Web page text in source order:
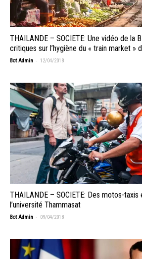
THAILANDE – SOCIETE: Une vidéo de la
critiques sur l’hygiène du « train market »
Bot Admin - 12/04/2018
THAILANDE – SOCIETE: Des motos-
l’université Thammasat
Bot Admin - 09/04/2018